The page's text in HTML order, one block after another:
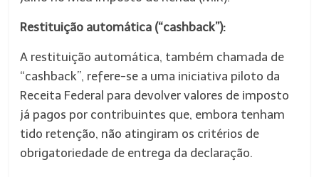
Restituição automática (“cashback”):
A restituição automática, também chamada de
“cashback”, refere-se a uma iniciativa piloto da
Receita Federal para devolver valores de imposto
já pagos por contribuintes que, embora tenham
tido retenção, não atingiram os critérios de
obrigatoriedade de entrega da declaração.